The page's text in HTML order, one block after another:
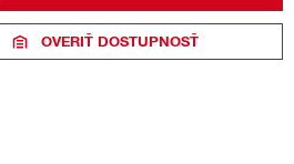
OVERIŤ DOSTUPNOSŤ